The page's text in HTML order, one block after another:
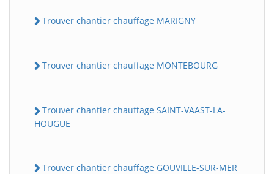
Trouver chantier chauffage MARIGNY
Trouver chantier chauffage MONTEBOURG
Trouver chantier chauffage SAINT-VAAST-LA-
HOUGUE
Trouver chantier chauffage GOUVILLE-SUR-MER